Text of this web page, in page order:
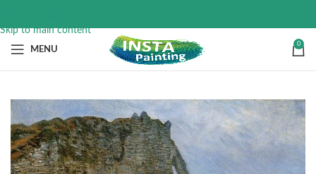
Skip to main content
MENU
0